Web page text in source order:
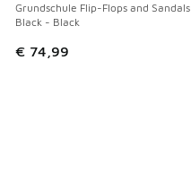
Grundschule Flip-Flops and Sandals
Black - Black
€ 74,99